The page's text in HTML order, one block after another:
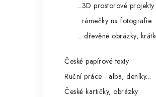
...3D prostorové projekty
...rámečky na fotografie
... dřevěné obrázky,
České papírové texty
Ruční práce - alba, deníky...
České kartičky, obrázky